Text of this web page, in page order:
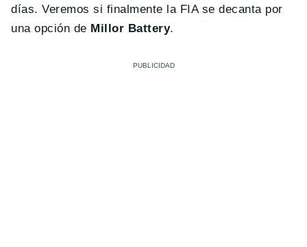
días. Veremos si finalmente la FIA se decanta por
una opción de Millor Battery.